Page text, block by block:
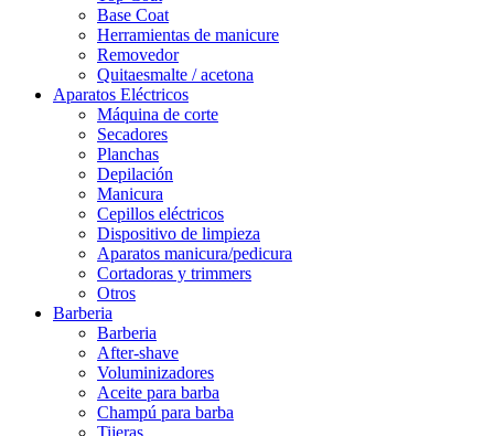
Base Coat
Herramientas de manicure
Removedor
Quitaesmalte / acetona
Aparatos Eléctricos
Máquina de corte
Secadores
Planchas
Depilación
Manicura
Cepillos eléctricos
Dispositivo de limpieza
Aparatos manicura/pedicura
Cortadoras y trimmers
Otros
Barberia
Barberia
After-shave
Voluminizadores
Aceite para barba
Champú para barba
Tijeras